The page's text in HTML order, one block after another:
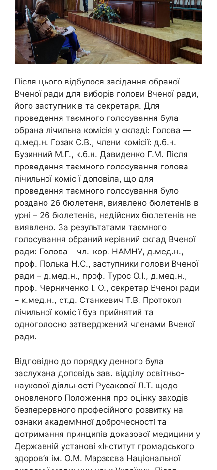
Після цього відбулося засідання обраної
Вченої ради для виборів голови Вченої ради,
його заступників та секретаря. Для
проведення таємного голосування була
обрана лічильна комісія у складі: Голова —
д.мед.н. Гозак С.В., члени комісії: д.б.н.
Бузинний М.Г., к.б.н. Давиденко Г.М. Після
проведення таємного голосування голова
лічильної комісії доповіла, що для
проведення таємного голосування було
роздано 26 бюлетеня, виявлено бюлетенів в
урні – 26 бюлетенів, недійсних бюлетенів не
виявлено. За результатами таємного
голосування обраний керівний склад Вченої
ради: Голова – чл.-кор. НАМНУ, д.мед.н.,
проф. Полька Н.С., заступники голови Вченої
ради – д.мед.н., проф. Турос О.І., д.мед.н.,
проф. Черниченко І. О., секретар Вченої ради
– к.мед.н., ст.д. Станкевич Т.В. Протокол
лічильної комісії був прийнятий та
одноголосно затверджений членами Вченої
ради.
Відповідно до порядку денного була
заслухана доповідь зав. відділу освітньо-
наукової діяльності Русакової Л.Т. щодо
оновленого Положення про оцінку заходів
безперервного професійного розвитку на
ознаки академічної доброчесності та
дотримання принципів доказової медицини у
Державній установі «Інститут громадського
здоров’я ім. О.М. Марзєєва Національної